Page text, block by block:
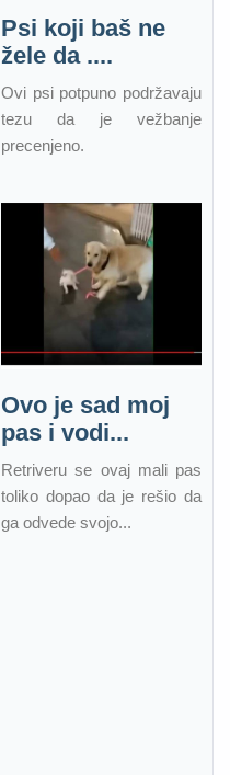
Psi koji baš ne
žele da ....
Ovi psi potpuno podržavaju
tezu da je vežbanje
precenjeno.
Ovo je sad moj
pas i vodi...
Retriveru se ovaj mali pas
toliko dopao da je rešio da
ga odvede svojo...